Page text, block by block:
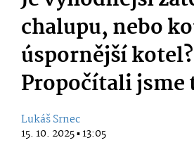
chalupu, nebo
úspornější kotel?
Propočítali jsme
Lukáš Srnec
15. 10. 2025 ▪ 13:05